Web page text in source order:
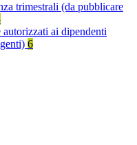
trimestrali (da pubblicare
ai dipendenti
6